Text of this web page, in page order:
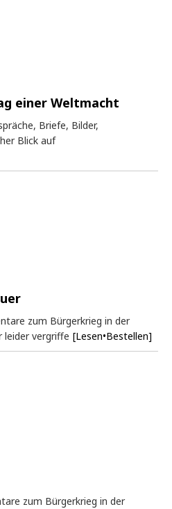
einer Weltmacht
Briefe, Bilder,
Blick auf
zum Bürgerkrieg in der
leider vergriffe [Lesen•Bestellen]
zum Bürgerkrieg in der